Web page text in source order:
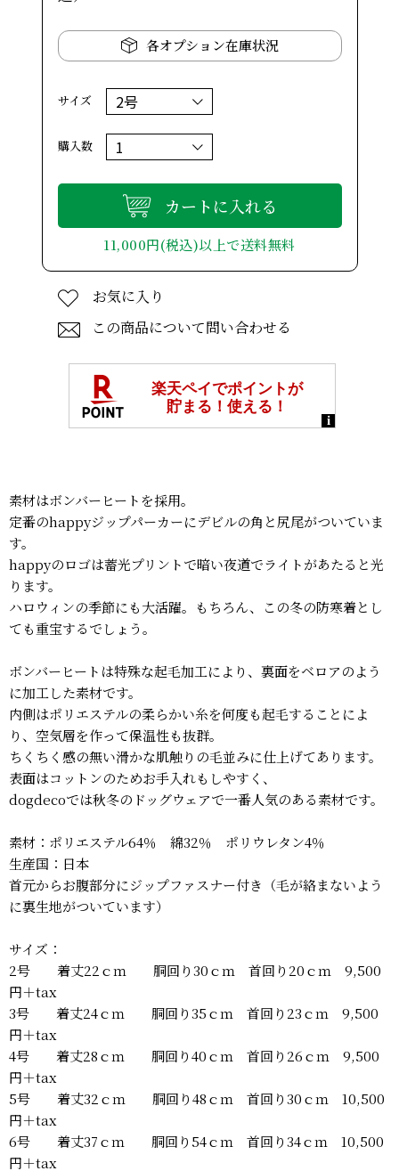
各オプション在庫状況
サイズ
購入数
カートに入れる
11,000円(税込)以上で送料無料
お気に入り
この商品について問い合わせる
素材はボンバーヒートを採用。
定番のhappyジップパーカーにデビルの角と尻尾がついていま
す。
happyのロゴは蓄光プリントで暗い夜道でライトがあたると光
ります。
ハロウィンの季節にも大活躍。もちろん、この冬の防寒着とし
ても重宝するでしょう。
ボンバーヒートは特殊な起毛加工により、裏面をベロアのよう
に加工した素材です。
内側はポリエステルの柔らかい糸を何度も起毛することによ
り、空気層を作って保温性も抜群。
ちくちく感の無い滑かな肌触りの毛並みに仕上げてあります。
表面はコットンのためお手入れもしやすく、
dogdecoでは秋冬のドッグウェアで一番人気のある素材です。
素材：ポリエステル64％ 綿32％ ポリウレタン4％
生産国：日本
首元からお腹部分にジップファスナー付き（毛が絡まないよう
に裏生地がついています）
サイズ：
2号 着丈22ｃｍ 胴回り30ｃｍ 首回り20ｃｍ 9,500
円＋tax
3号 着丈24ｃｍ 胴回り35ｃｍ 首回り23ｃｍ 9,500
円＋tax
4号 着丈28ｃｍ 胴回り40ｃｍ 首回り26ｃｍ 9,500
円＋tax
5号 着丈32ｃｍ 胴回り48ｃｍ 首回り30ｃｍ 10,500
円＋tax
6号 着丈37ｃｍ 胴回り54ｃｍ 首回り34ｃｍ 10,500
円＋tax